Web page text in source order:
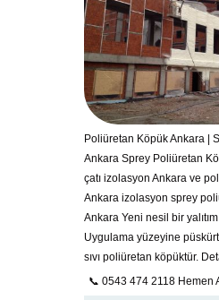
Poliüretan Köpük Ankara |
Ankara Sprey Poliüretan
çatı izolasyon Ankara ve
Ankara izolasyon sprey
Ankara Yeni nesil bir
Uygulama yüzeyine
sıvı poliüretan köpüktür.
📞 0543 474 2118 Hemen